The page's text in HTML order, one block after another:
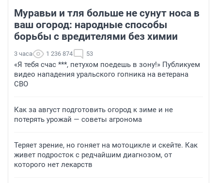
Муравьи и тля больше не сунут носа в
ваш огород: народные способы
борьбы с вредителями без химии
3 часа 1 236 874 53
«Я тебя счас ***, петухом поедешь в зону!» Публикуем
видео нападения уральского гопника на ветерана
СВО
Как за август подготовить огород к зиме и не
потерять урожай — советы агронома
Теряет зрение, но гоняет на мотоцикле и скейте. Как
живет подросток с редчайшим диагнозом, от
которого нет лекарств